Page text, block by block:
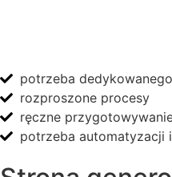
potrzeba
rozproszone procesy
ręczne
potrzeba automatyzacji